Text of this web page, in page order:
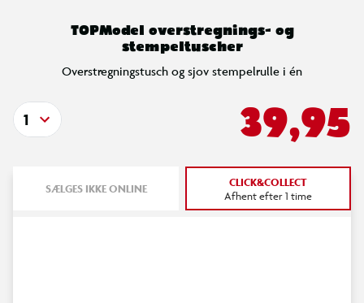
TOPModel overstregnings- og
stempeltuscher
Overstregningstusch og sjov stempelrulle i én
39,95
1
SÆLGES IKKE ONLINE CLICK&COLLECT
Afhent efter 1 time